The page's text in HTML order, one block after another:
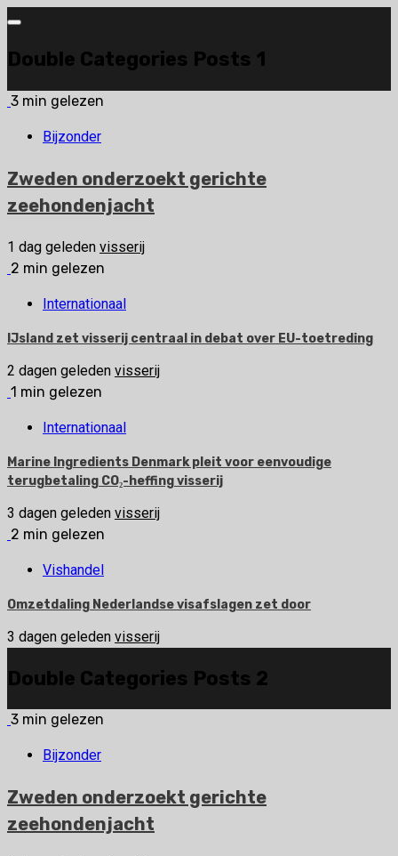
Ga
de
Double Categories Posts 1
3 min gelezen
Bijzonder
Zweden onderzoekt gerichte
zeehondenjacht
1 dag geleden visserij
2 min gelezen
Internationaal
IJsland zet visserij centraal in debat over EU-toetreding
2 dagen geleden visserij
1 min gelezen
Internationaal
Marine Ingredients Denmark pleit voor eenvoudige
terugbetaling CO₂-heffing visserij
3 dagen geleden visserij
2 min gelezen
Vishandel
Omzetdaling Nederlandse visafslagen zet door
3 dagen geleden visserij
Double Categories Posts 2
3 min gelezen
Bijzonder
Zweden onderzoekt gerichte
zeehondenjacht